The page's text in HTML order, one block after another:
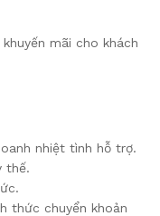
mãi cho khách
nhiệt tình hỗ trợ.
thế.
thức chuyển khoản